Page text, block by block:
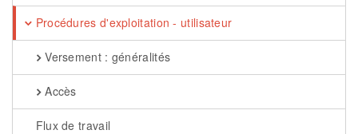
Procédures d'exploitation - utilisateur
Versement : généralités
Accès
Flux de travail